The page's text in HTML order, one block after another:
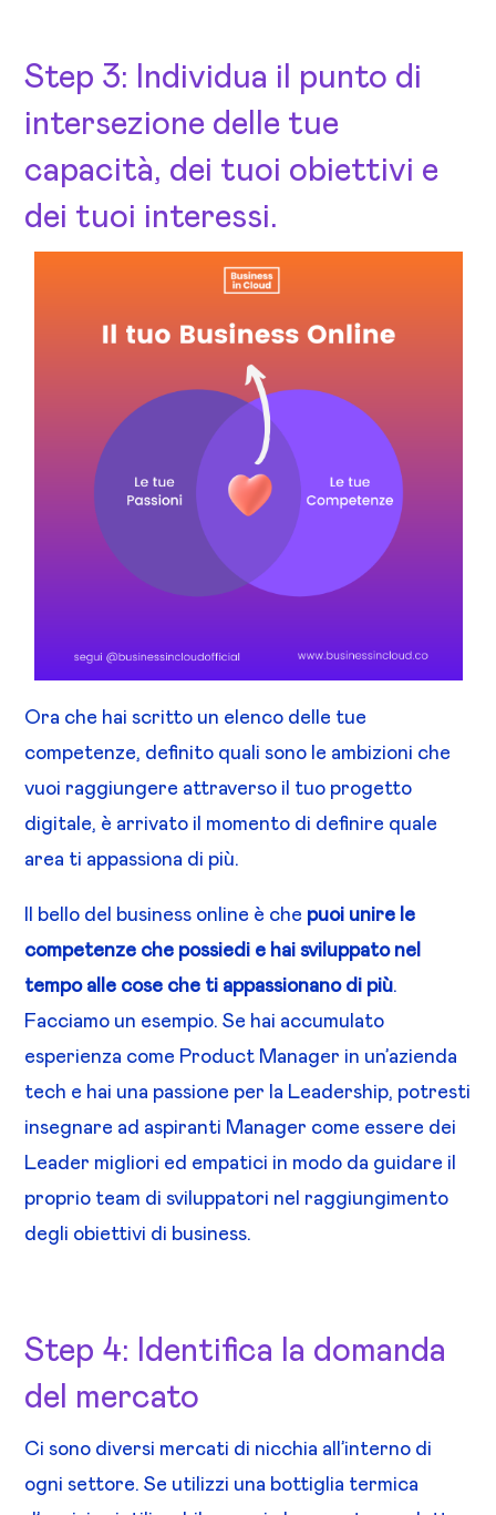
Step 3: Individua il punto di
intersezione delle tue
capacità, dei tuoi obiettivi e
dei tuoi interessi.
Ora che hai scritto un elenco delle tue
competenze, definito quali sono le ambizioni che
vuoi raggiungere attraverso il tuo progetto
digitale, è arrivato il momento di definire quale
area ti appassiona di più.
Il bello del business online è che puoi unire le
competenze che possiedi e hai sviluppato nel
tempo alle cose che ti appassionano di più.
Facciamo un esempio. Se hai accumulato
esperienza come Product Manager in un’azienda
tech e hai una passione per la Leadership, potresti
insegnare ad aspiranti Manager come essere dei
Leader migliori ed empatici in modo da guidare il
proprio team di sviluppatori nel raggiungimento
degli obiettivi di business.
Step 4: Identifica la domanda
del mercato
Ci sono diversi mercati di nicchia all’interno di
ogni settore. Se utilizzi una bottiglia termica